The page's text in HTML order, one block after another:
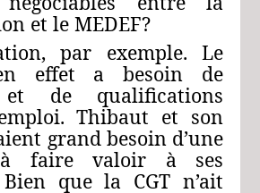
et le MEDEF?
par exemple. Le
effet a besoin de
de qualifications
Thibaut et son
grand besoin d’une
faire valoir à ses
que la CGT n’ait